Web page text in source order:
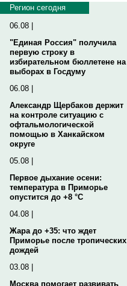
Регион сегодня
06.08 |
"Единая Россия" получила
первую строку в
избирательном бюллетене на
выборах в Госдуму
06.08 |
Александр Щербаков держит
на контроле ситуацию с
офтальмологической
помощью в Ханкайском
округе
05.08 |
Первое дыхание осени:
температура в Приморье
опустится до +8 °C
04.08 |
Жара до +35: что ждет
Приморье после тропических
дождей
03.08 |
Москва помогает развивать